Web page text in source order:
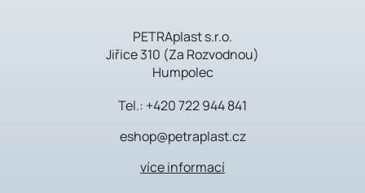
PETRAplast s.r.o.
Jiřice 310 (Za Rozvodnou)
Humpolec
Tel.: +420 722 944 841
eshop@petraplast.cz
více informací